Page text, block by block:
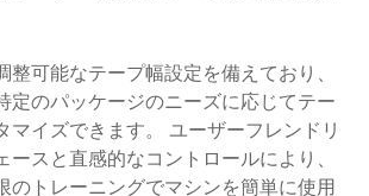
整可能なテープ幅設定を備えており、
定のパッケージのニーズに応じてテー
マイズできます。 ユーザーフレンドリ
ースと直感的なコントロールにより、
のトレーニングでマシンを簡単に使用